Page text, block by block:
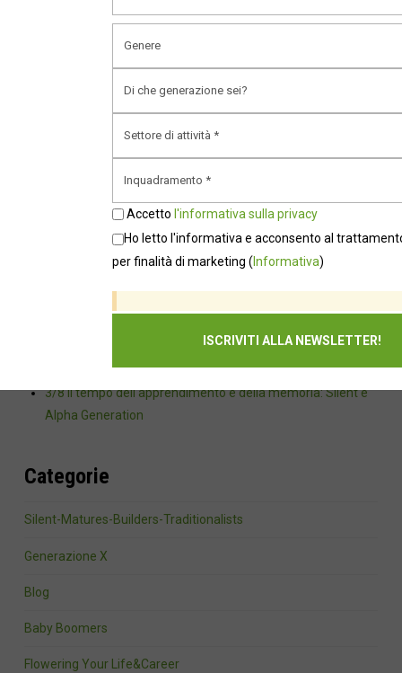
Recent posts
5/8 Il tempo delle scelte: Millennials e Gen Z
4/8 Il tempo dei pionieri: Founder e Beta Generation
3/8 Il tempo dell'apprendimento e della memoria: Silent e
Alpha Generation
Categorie
Silent-Matures-Builders-Traditionalists
Generazione X
Blog
Baby Boomers
Flowering Your Life&Career
Accetto l'informativa sulla privacy
Ho letto l'informativa e acconsento al
per finalità di marketing ( Informativa)